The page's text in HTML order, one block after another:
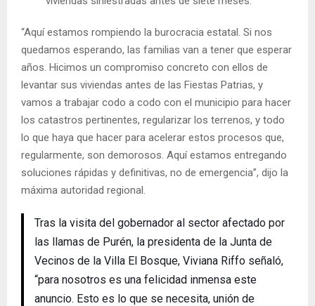
“Aquí estamos rompiendo la burocracia estatal. Si nos
quedamos esperando, las familias van a tener que esperar
años. Hicimos un compromiso concreto con ellos de
levantar sus viviendas antes de las Fiestas Patrias, y
vamos a trabajar codo a codo con el municipio para hacer
los catastros pertinentes, regularizar los terrenos, y todo
lo que haya que hacer para acelerar estos procesos que,
regularmente, son demorosos. Aquí estamos entregando
soluciones rápidas y definitivas, no de emergencia”, dijo la
máxima autoridad regional.
Tras la visita del gobernador al sector afectado por
las llamas de Purén, la presidenta de la Junta de
Vecinos de la Villa El Bosque, Viviana Riffo señaló,
“para nosotros es una felicidad inmensa este
anuncio. Esto es lo que se necesita, unión de